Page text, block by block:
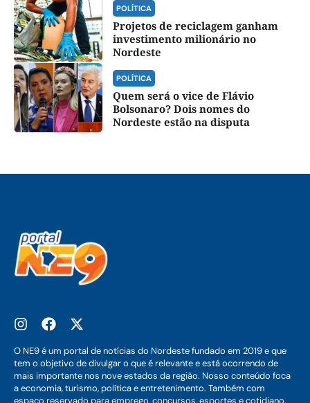
POLÍTICA
Projetos de reciclagem ganham
investimento milionário no
Nordeste
POLÍTICA
Quem será o vice de Flávio
Bolsonaro? Dois nomes do
Nordeste estão na disputa
O NE9 é um portal de notícias do Nordeste fundado em 2019 e que
tem o objetivo de divulgar o que é relevante e está ocorrendo de
mais importante nos nove estados da região. Nosso conteúdo foca
a economia, turismo, política e entretenimento. Também com